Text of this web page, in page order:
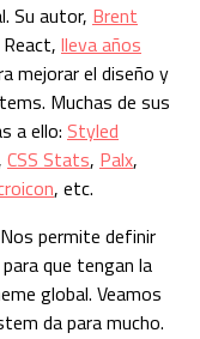
Su autor, Brent
lleva años
mejorar el diseño y
Muchas de sus
a ello: Styled
CSS Stats, Palx,
, etc.
permite definir
que tengan la
global. Veamos
da para mucho.